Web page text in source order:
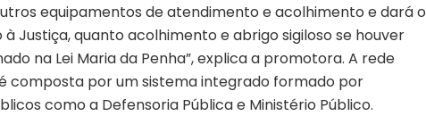
equipamentos de atendimento e acolhimento e dará o
Justiça, quanto acolhimento e abrigo sigiloso se houver
na Lei Maria da Penha”, explica a promotora. A rede
composta por um sistema integrado formado por
como a Defensoria Pública e Ministério Público.